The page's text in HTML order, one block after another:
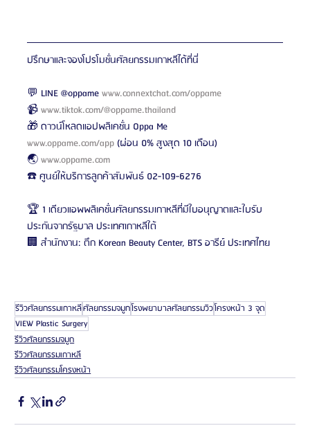
ปรึกษาและจองโปรโมชั่นศัลยกรรมเกาหลีได้ที่นี่
💬 LINE @oppame www.connextchat.com/oppame
📹 www.tiktok.com/@oppame.thailand
🎁 ดาวน์โหลดแอปพลิเคชั่น Oppa Me
www.oppame.com/app (ผ่อน 0% สูงสุด 10 เดือน)
🌏 www.oppame.com
☎️ ศูนย์ให้บริการลูกค้าสัมพันธ์ 02-109-6276
🏆 1 เดียวแอพพลิเคชั่นศัลยกรรมเกาหลีที่มีใบอนุญาตและใบรับ
ประกันจากรัฐบาล ประเทศเกาหลีใต้
🏢 สำนักงาน: ตึก Korean Beauty Center, BTS อารีย์ ประเทศไทย
รีวิวศัลยกรรมเกาหลีศัลยกรรมจมูกโรงพยาบาลศัลยกรรมวิวโครงหน้า 3 จุด
VIEW Plastic Surgery
รีวิวศัลยกรรมจมูก
รีวิวศัลยกรรมเกาหลี
รีวิวศัลยกรรมโครงหน้า